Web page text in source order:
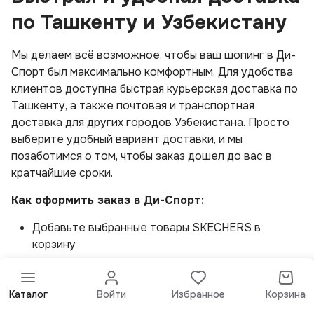
по Ташкенту и Узбекистану
Мы делаем всё возможное, чтобы ваш шопинг в Ди-
Спорт был максимально комфортным. Для удобства
клиентов доступна быстрая курьерская доставка по
Ташкенту, а также почтовая и транспортная
доставка для других городов Узбекистана. Просто
выберите удобный вариант доставки, и мы
позаботимся о том, чтобы заказ дошел до вас в
кратчайшие сроки.
Как оформить заказ в Ди-Спорт:
Добавьте выбранные товары SKECHERS в
корзину
Укажите способ оплаты и вариант доставки
Подтвердите заказ и ожидайте уведомление о
Каталог Войти Избранное Корзина